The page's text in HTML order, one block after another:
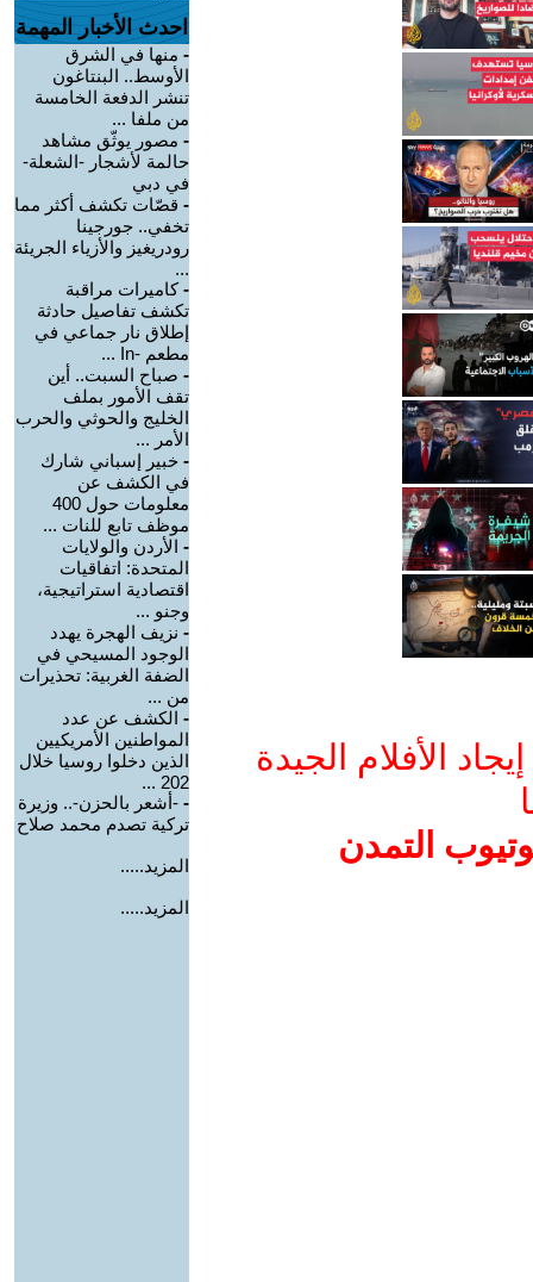
الأفلام الجيدة
التمدن
احدث الأخبار المهمة
- منها في الشرق
الأوسط.. البنتاغون
تنشر الدفعة الخامسة
من ملفا ...
- مصور يوثّق مشاهد
حالمة لأشجار -الشعلة-
في دبي
- قصّات تكشف أكثر مما
تخفي.. جورجينا
رودريغيز والأزياء الجريئة
...
-كاميرات مراقبة
تكشف تفاصيل حادثة
إطلاق نار جماعي في
مطعم -In ...
- صباح السبت.. أين
تقف الأمور بملف
الخليج والحوثي والحرب
الأمر ...
- خبير إسباني شارك
في الكشف عن
معلومات حول 400
موظف تابع للنات ...
- الأردن والولايات
المتحدة: اتفاقيات
اقتصادية استراتيجية،
وجنو ...
- نزيف الهجرة يهدد
الوجود المسيحي في
الضفة الغربية: تحذيرات
من ...
- الكشف عن عدد
المواطنين الأمريكيين
الذين دخلوا روسيا خلال
202 ...
- -أشعر بالحزن-.. وزيرة
تركية تصدم محمد صلاح
المزيد.....
المزيد.....